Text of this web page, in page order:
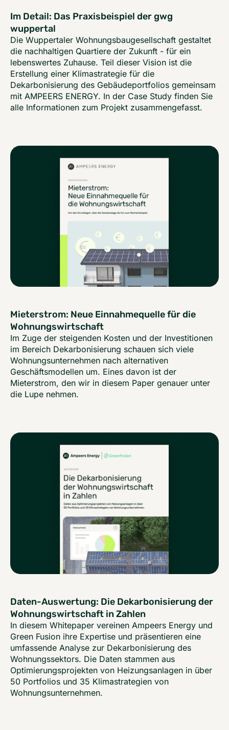
Im Detail: Das Praxisbeispiel der gwg
wuppertal
Die Wuppertaler Wohnungsbaugesellschaft gestaltet
die nachhaltigen Quartiere der Zukunft - für ein
lebenswertes Zuhause. Teil dieser Vision ist die
Erstellung einer Klimastrategie für die
Dekarbonisierung des Gebäudeportfolios gemeinsam
mit AMPEERS ENERGY. In der Case Study finden Sie
alle Informationen zum Projekt zusammengefasst.
Mieterstrom: Neue Einnahmequelle für die
Wohnungswirtschaft
Im Zuge der steigenden Kosten und der Investitionen
im Bereich Dekarbonisierung schauen sich viele
Wohnungsunternehmen nach alternativen
Geschäftsmodellen um. Eines davon ist der
Mieterstrom, den wir in diesem Paper genauer unter
die Lupe nehmen.
Daten-Auswertung: Die Dekarbonisierung der
Wohnungswirtschaft in Zahlen
In diesem Whitepaper vereinen Ampeers Energy und
Green Fusion ihre Expertise und präsentieren eine
umfassende Analyse zur Dekarbonisierung des
Wohnungssektors. Die Daten stammen aus
Optimierungsprojekten von Heizungsanlagen in über
50 Portfolios und 35 Klimastrategien von
Wohnungsunternehmen.